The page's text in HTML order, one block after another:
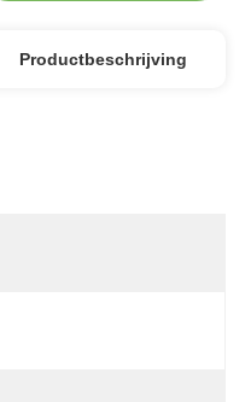
Productbeschrijving